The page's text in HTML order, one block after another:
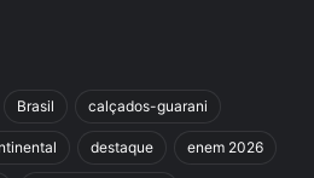
Brasil calçados-guarani
destaque enem 2026